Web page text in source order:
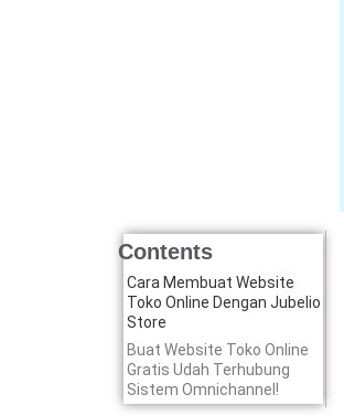
Contents
Cara Membuat Website
Toko Online Dengan Jubelio
Store
Buat Website Toko Online
Gratis Udah Terhubung
Sistem Omnichannel!